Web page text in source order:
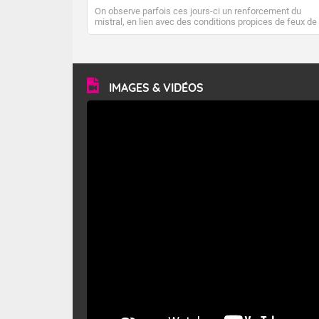
On observe parfois ces jours-ci un renforcement du
mistral, en lien avec des conditions propices de feux de
forêt. Mais qu'est-ce que le mistral ? Quelles sont ses
vitesse moyenne de 50 km/h et atteindre 80 à 100 km/h
en rafales, parfois davantage. Il parcourt la basse vallée
du Rhône et la Provence et envahit le littoral
méditerranéen à partir de la Camargue.
IMAGES & VIDÉOS